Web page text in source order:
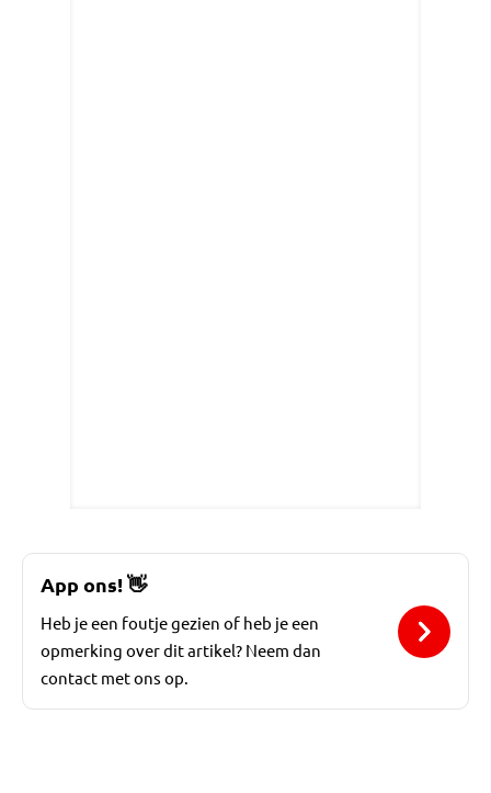
App ons!👋
Heb je een foutje gezien of heb je een
opmerking over dit artikel? Neem dan
contact met ons op.